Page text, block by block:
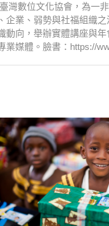
灣數位文化協會，為一
企業、弱勢與社福組織
動向，舉辦實體講座與
業媒體。臉書：https://